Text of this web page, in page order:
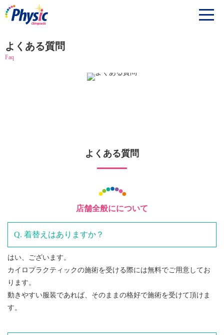
よくある質問
Faq
よくある質問
店舗全般にについて
着替えはありますか？
はい、ございます。
カイロプラクティックの施術を受ける際には無料でご用意してお
ります。
動きやすい服装であれば、そのままの格好で施術を受けて頂けま
す。